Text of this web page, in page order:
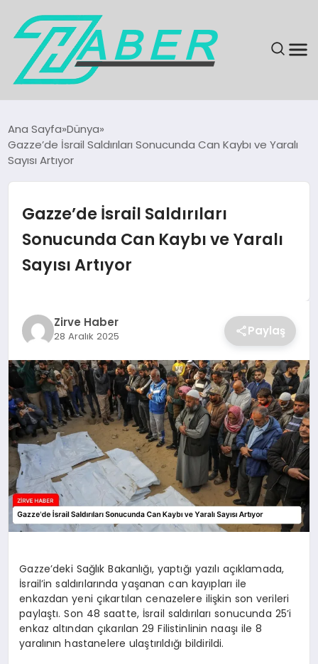
GÜNDEM
EĞITIM
SAĞLIK
SPOR
TEKNOLOJI
Ana Sayfa Dünya
Gazze’de İsrail Saldırıları Sonucunda Can Kaybı ve Yaralı
Sayısı Artıyor
Gazze’de İsrail Saldırıları
Sonucunda Can Kaybı ve Yaralı
Sayısı Artıyor
Zirve Haber
28 Aralık 2025 Paylaş
Gazze’deki Sağlık Bakanlığı, yaptığı yazılı açıklamada,
İsrail’in saldırılarında yaşanan can kayıpları ile
enkazdan yeni çıkartılan cenazelere ilişkin son verileri
paylaştı. Son 48 saatte, İsrail saldırıları sonucunda 25’i
enkaz altından çıkarılan 29 Filistinlinin naaşı ile 8
yaralının hastanelere ulaştırıldığı bildirildi.